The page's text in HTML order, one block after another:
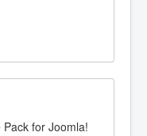
for Joomla!